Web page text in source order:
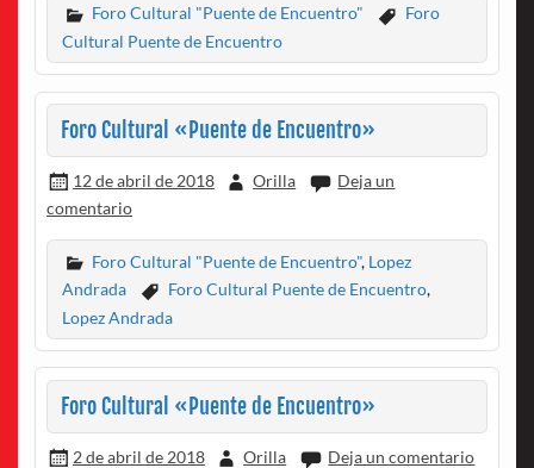
Foro Cultural "Puente de Encuentro"
Foro
Cultural Puente de Encuentro
Foro Cultural «Puente de Encuentro»
12 de abril de 2018 Orilla
Deja un
comentario
Foro Cultural "Puente de Encuentro", Lopez
Andrada
Foro Cultural Puente de Encuentro,
Lopez Andrada
Foro Cultural «Puente de Encuentro»
2 de abril de 2018 Orilla Deja un comentario